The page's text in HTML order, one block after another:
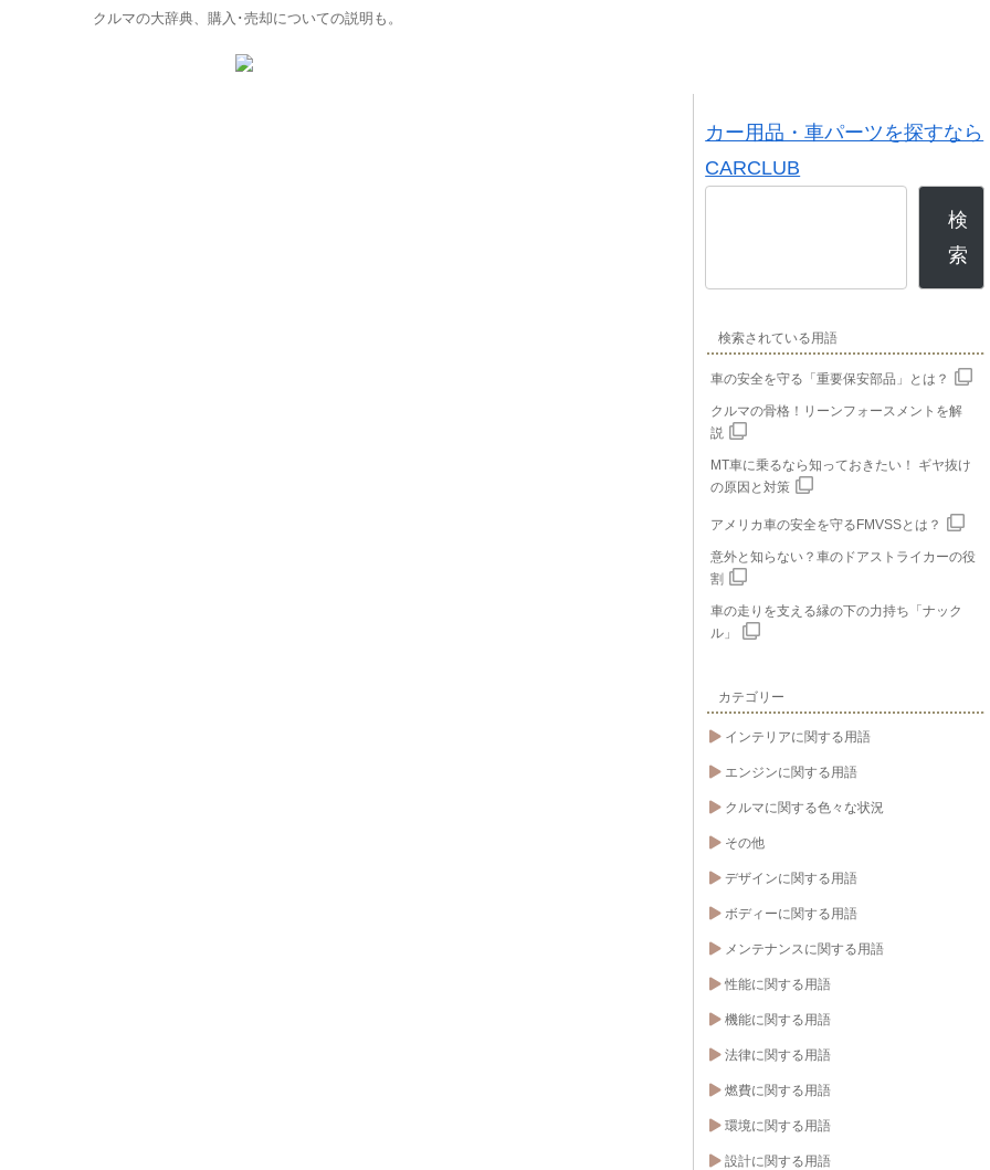
クルマの大辞典、購入･売却についての説明も。
カー用品・車パーツを探すなら
CARCLUB
検
索
検索されている用語
車の安全を守る「重要保安部品」とは？
クルマの骨格！リーンフォースメントを解
説
MT車に乗るなら知っておきたい！ ギヤ抜け
の原因と対策
アメリカ車の安全を守るFMVSSとは？
意外と知らない？車のドアストライカーの役
割
車の走りを支える縁の下の力持ち「ナック
ル」
カテゴリー
インテリアに関する用語
エンジンに関する用語
クルマに関する色々な状況
その他
デザインに関する用語
ボディーに関する用語
メンテナンスに関する用語
性能に関する用語
機能に関する用語
法律に関する用語
燃費に関する用語
環境に関する用語
設計に関する用語